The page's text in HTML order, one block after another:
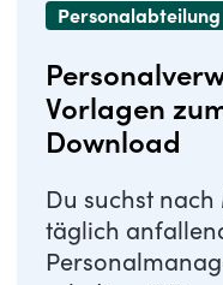
Personalabteilung
Vorlagen
Download
Du suchst
täglich